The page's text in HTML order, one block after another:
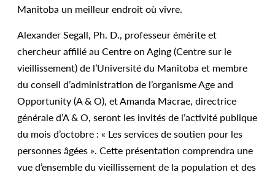
Manitoba un meilleur endroit où vivre.
Alexander Segall, Ph. D., professeur émérite et
chercheur affilié au Centre on Aging (Centre sur le
vieillissement) de l’Université du Manitoba et membre
du conseil d’administration de l’organisme Age and
Opportunity (A & O), et Amanda Macrae, directrice
générale d’A & O, seront les invités de l’activité publique
du mois d’octobre : « Les services de soutien pour les
personnes âgées ». Cette présentation comprendra une
vue d’ensemble du vieillissement de la population et des